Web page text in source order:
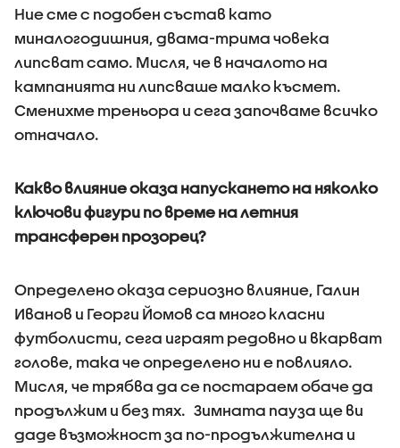
Ние сме с подобен състав като
миналогодишния, двама-трима човека
липсват само. Мисля, че в началото на
кампанията ни липсваше малко късмет.
Сменихме треньора и сега започваме всичко
отначало.
Какво влияние оказа напускането на няколко
ключови фигури по време на летния
трансферен прозорец?
Определено оказа сериозно влияние, Галин
Иванов и Георги Йомов са много класни
футболисти, сега играят редовно и вкарват
голове, така че определено ни е повлияло.
Мисля, че трябва да се постараем обаче да
продължим и без тях. Зимната пауза ще ви
даде възможност за по-продължителна и